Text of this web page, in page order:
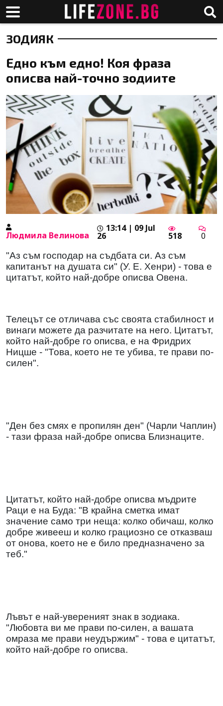
ЗОДИЯК
Едно към едно! Коя фраза
описва най-точно зодиите
Людмила Велинова
13:14 | 09 Jul
26 518 0
"Аз съм господар на съдбата си. Аз съм
капитанът на душата си" (У. Е. Хенри) - това е
цитатът, който най-добре описва Овена.
Телецът се отличава със своята стабилност и
винаги можете да разчитате на него. Цитатът,
който най-добре го описва, е на Фридрих
Ницше - "Това, което не те убива, те прави по-
силен".
"Ден без смях е пропилян ден" (Чарли Чаплин)
- тази фраза най-добре описва Близнаците.
Цитатът, който най-добре описва мъдрите
Раци е на Буда: "В крайна сметка имат
значение само три неща: колко обичаш, колко
добре живееш и колко грациозно се отказваш
от онова, което не е било предназначено за
теб."
Лъвът е най-увереният знак в зодиака.
"Любовта ви ме прави по-силен, а вашата
омраза ме прави неудържим" - това е цитатът,
който най-добре го описва.